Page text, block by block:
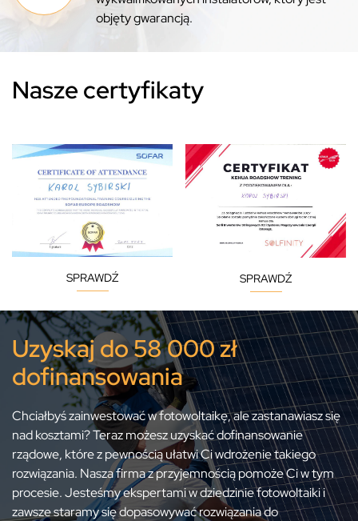
objęty gwarancją.
Nasze certyfikaty
SPRAWDŹ SPRAWDŹ
Uzyskaj do 58 000 zł
dofinansowania
Chciałbyś zainwestować w fotowoltaikę, ale zastanawiasz się
nad kosztami? Teraz możesz uzyskać dofinansowanie
rządowe, które z pewnością ułatwi Ci wdrożenie takiego
rozwiązania. Nasza firma z przyjemnością pomoże Ci w tym
procesie. Jesteśmy ekspertami w dziedzinie fotowoltaiki i
zawsze staramy się dopasowywać rozwiązania do